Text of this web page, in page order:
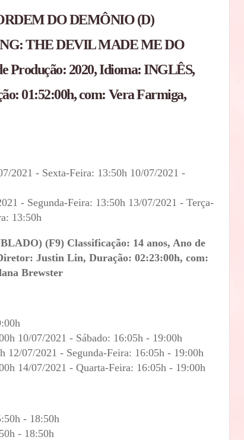
DO DEMÔNIO (D)
THE DEVIL MADE ME DO
Produção: 2020, Idioma: INGLÊS,
01:52:00h, com: Vera Farmiga,
2021 - Sexta-Feira: 13:50h 10/07/2021 -
- Segunda-Feira: 13:50h 13/07/2021 - Terça-
13:50h
(F9) Classificação: 14 anos, Ano de
Justin Lin, Duração: 02:23:00h, com:
Brewster
10/07/2021 - Sábado: 16:05h - 19:00h
12/07/2021 - Segunda-Feira: 16:05h - 19:00h
14/07/2021 - Quarta-Feira: 16:05h - 19:00h
- 18:50h
- 18:50h